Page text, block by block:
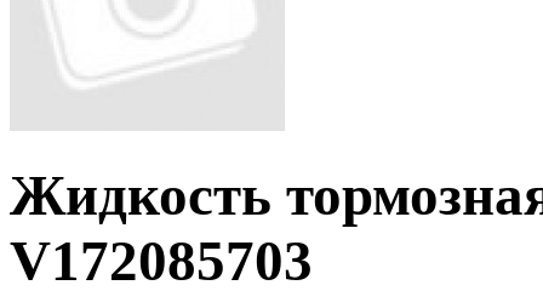
Жидкость
V172085703